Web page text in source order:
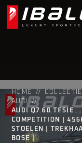
HOME
COLLECTIE
AUDI
AUDI Q7 60 TFSIE
COMPETITION |
STOELEN |
BOSE |